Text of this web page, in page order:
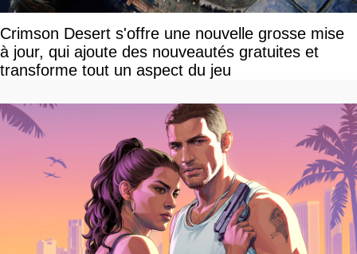
Crimson Desert s'offre une nouvelle grosse mise
à jour, qui ajoute des nouveautés gratuites et
transforme tout un aspect du jeu